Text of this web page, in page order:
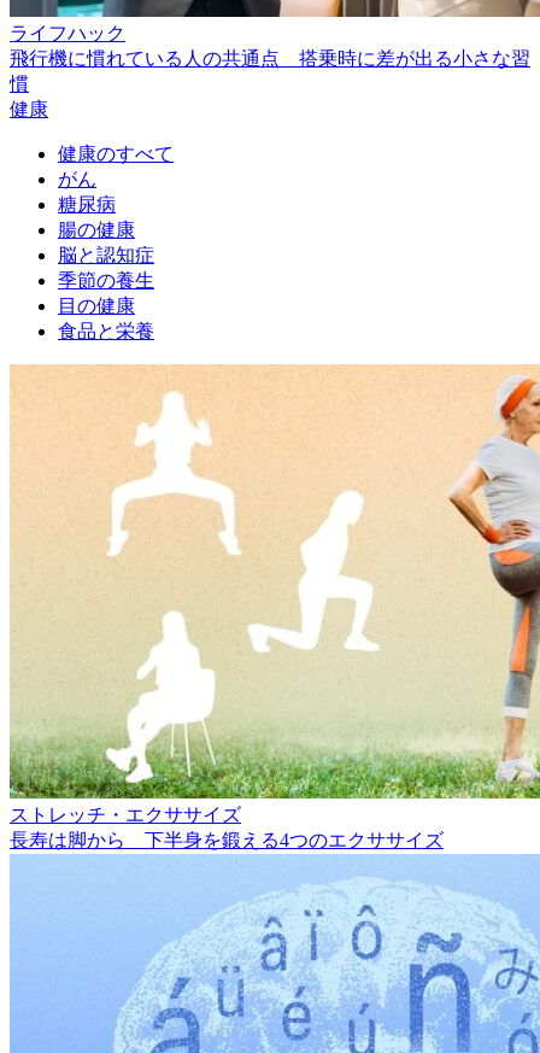
ライフハック
飛行機に慣れている人の共通点 搭乗時に差が出る小さな習
慣
健康
健康のすべて
がん
糖尿病
腸の健康
脳と認知症
季節の養生
目の健康
食品と栄養
ストレッチ・エクササイズ
長寿は脚から 下半身を鍛える4つのエクササイズ